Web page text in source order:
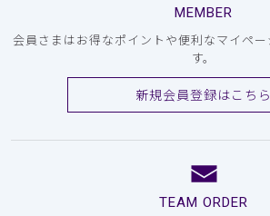
MEMBER
会員さまはお得なポイントや便利なマイペ
す。
新規会員登録はこちら
TEAM ORDER